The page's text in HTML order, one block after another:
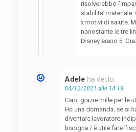
risolverebbe
stabilita’
x motivi di salute.
nonostante le tre
Disney erano 5.
Adele ha detto:
04/12/2021 alle 14:18
Ciao, grazie mille per le
Ho una domanda, se si
diventare lavoratore
bisogna / è utile fare